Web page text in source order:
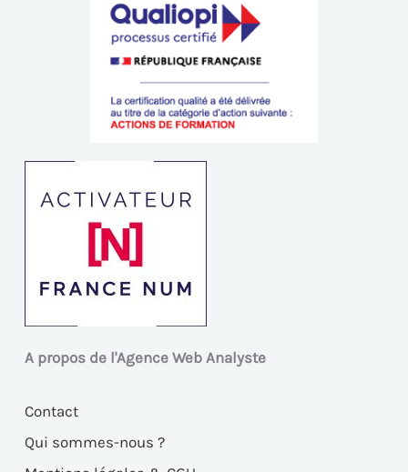
A propos de l'Agence Web Analyste
Contact
Qui sommes-nous ?